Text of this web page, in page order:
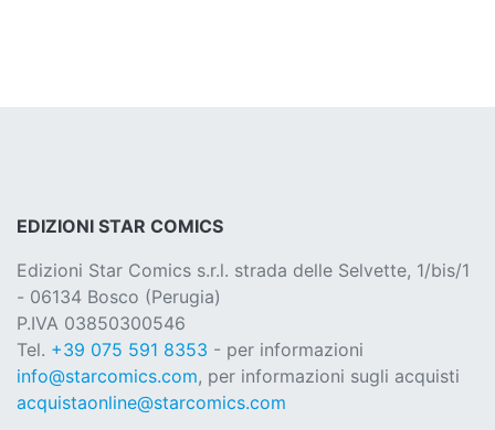
EDIZIONI STAR COMICS
Edizioni Star Comics s.r.l. strada delle Selvette, 1/bis/1
- 06134 Bosco (Perugia)
P.IVA 03850300546
Tel. +39 075 591 8353 - per informazioni
info@starcomics.com, per informazioni sugli acquisti
acquistaonline@starcomics.com